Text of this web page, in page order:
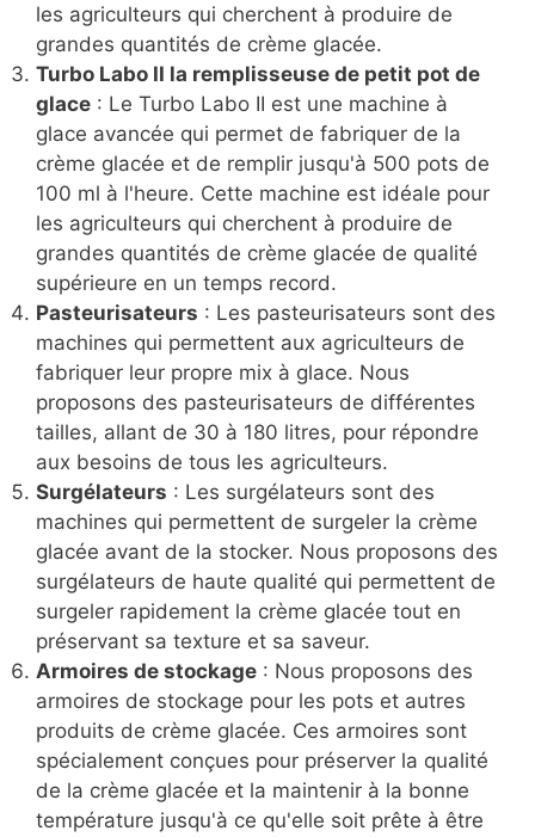
les agriculteurs qui cherchent à produire de
grandes quantités de crème glacée.
Turbo Labo II la remplisseuse de petit pot de
glace : Le Turbo Labo II est une machine à
glace avancée qui permet de fabriquer de la
crème glacée et de remplir jusqu'à 500 pots de
100 ml à l'heure. Cette machine est idéale pour
les agriculteurs qui cherchent à produire de
grandes quantités de crème glacée de qualité
supérieure en un temps record.
Pasteurisateurs : Les pasteurisateurs sont des
machines qui permettent aux agriculteurs de
fabriquer leur propre mix à glace. Nous
proposons des pasteurisateurs de différentes
tailles, allant de 30 à 180 litres, pour répondre
aux besoins de tous les agriculteurs.
Surgélateurs : Les surgélateurs sont des
machines qui permettent de surgeler la crème
glacée avant de la stocker. Nous proposons des
surgélateurs de haute qualité qui permettent de
surgeler rapidement la crème glacée tout en
préservant sa texture et sa saveur.
Armoires de stockage : Nous proposons des
armoires de stockage pour les pots et autres
produits de crème glacée. Ces armoires sont
spécialement conçues pour préserver la qualité
de la crème glacée et la maintenir à la bonne
température jusqu'à ce qu'elle soit prête à être